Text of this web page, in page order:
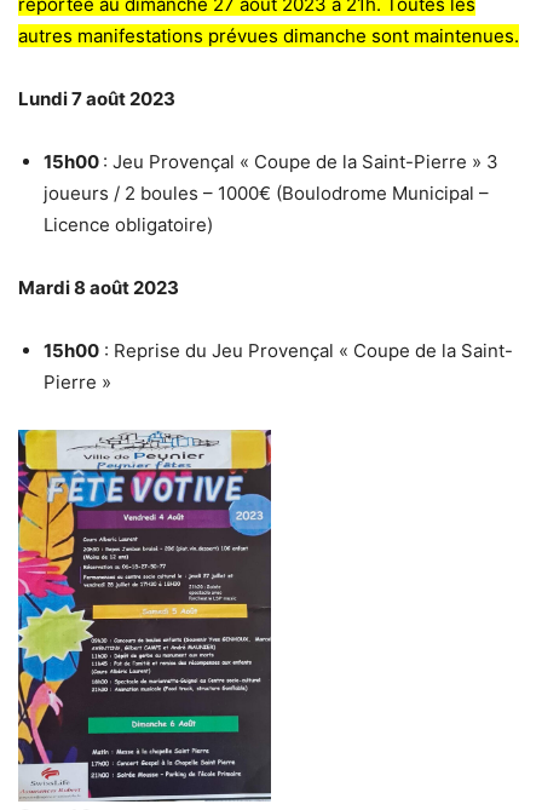
autres manifestations prévues dimanche sont maintenues.
Lundi 7 août 2023
15h00 : Jeu Provençal « Coupe de la Saint-Pierre » 3
joueurs / 2 boules – 1000€ (Boulodrome Municipal –
Licence obligatoire)
Mardi 8 août 2023
15h00 : Reprise du Jeu Provençal « Coupe de la Saint-
Pierre »